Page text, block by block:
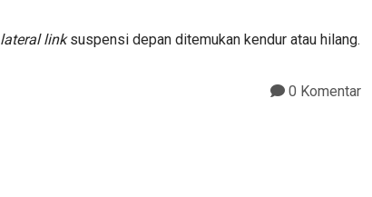
lateral linksuspensi depan ditemukan kendur atau hilang.
0 Komentar